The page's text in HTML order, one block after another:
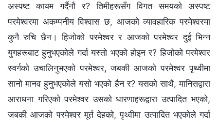
अस्पष्ट कायम गर्दैनौ र? तिमीहरूसँग विगत समयको अस्पष्ट
परमेश्‍वरमा अकम्पनीय विश्‍वास छ, आजको व्यावहारिक परमेश्‍वरमा
कुनै रुचि छैन। हिजोको परमेश्‍वर र आजको परमेश्‍वर दुई भिन्न
युगहरूबाट हुनुभएकोले गर्दा यस्तो भएको होइन र? हिजोको परमेश्‍वर
स्वर्गको उचालिनुभएको परमेश्‍वर, जबकी आजको परमेश्‍वर पृथ्वीमा
सानो मानव हुनुभएकोले यसो भएको हैन र? यसको साथै, मानिसद्वारा
आराधना गरिएको परमेश्‍वर उसको धारणाहरूद्वारा उत्पादित भएको,
जबकी आजको परमेश्‍वर मूर्त देहको, पृथ्वीमा उत्पादित भएकोले गर्दा